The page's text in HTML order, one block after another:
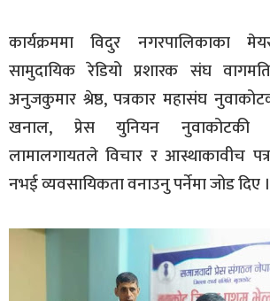
कार्यक्रममा विदुर नगरपालिकाका
सामुदायिक रेडियो प्रशारक संघ
अनुजकुमार श्रेष्ठ, पत्रकार महासंघ
खनाल, प्रेस युनियन नुवाकोटकी
लामालगायतले विचार र आस्थाकावीच
नभई व्यवसायिकता वनाउनु पर्नेमा जोड दिए ।